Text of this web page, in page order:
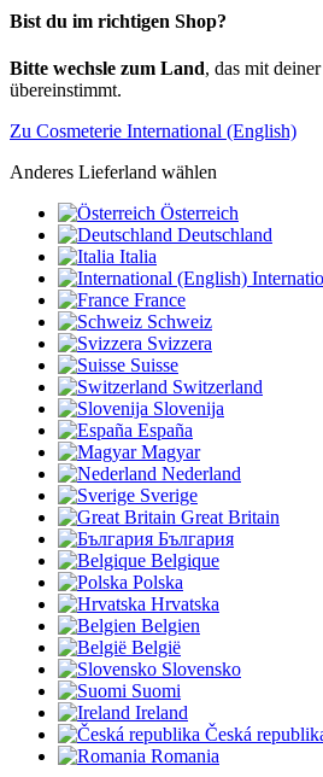
Bist du im richtigen Shop?
Bitte wechsle zum Land, das mit
übereinstimmt.
Zu Cosmeterie International (English)
Anderes Lieferland wählen
Österreich
Deutschland
Italia
France
Schweiz
Svizzera
Suisse
Switzerland
Slovenija
España
Magyar
Nederland
Sverige
Great Britain
България
Belgique
Polska
Hrvatska
Belgien
België
Slovensko
Suomi
Ireland
Česká
Romania